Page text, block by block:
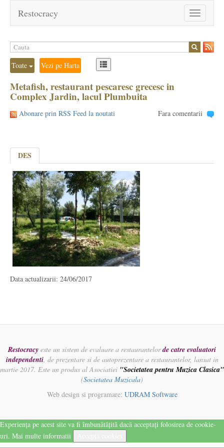
Toggle
navigation
Restocracy
Toate Vezi pe Harta
Metafish, restaurant pescaresc grecesc in
Complex Jardin, lacul Plumbuita
Abonare prin RSS Feed la noutati Fara comentarii
DES
Data actualizarii: 24/06/2017
Restocracy este un sistem de evaluare a restaurantelorde catre evaluatori
independenti, de prezentare si de autoprezentare a restaurantelor, lansat in
martie 2017. Este un produs al Asociatiei "Societatea pentru Muzica Clasica"
(Societatea Muzicala)
Web design si programare: UDRAM Software
Experiența pe acest site va fi îmbunătățită dacă acceptați folosirea de cookie-
uri. Mai multe informatii